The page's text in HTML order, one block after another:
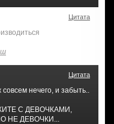
Цитата
Цитата
нечего, и забыть..
С ДЕВОЧКАМИ,
НЕ ДЕВОЧКИ...